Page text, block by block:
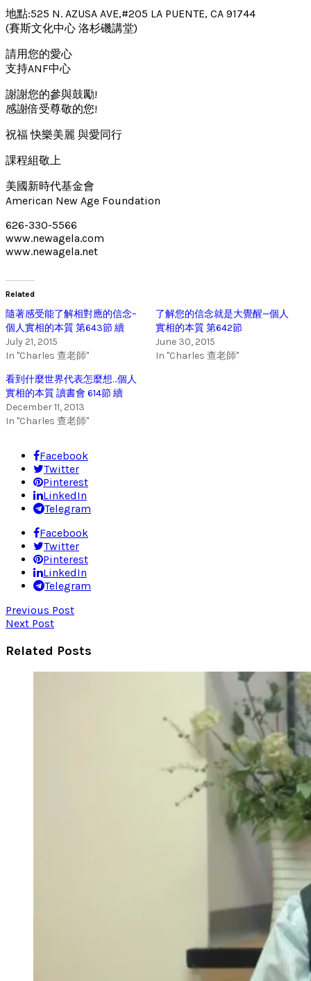
地點:525 N. AZUSA AVE,#205 LA PUENTE, CA 91744
(賽斯文化中心 洛杉磯講堂)
請用您的愛心
支持ANF中心
謝謝您的參與鼓勵!
感謝倍受尊敬的您!
祝福 快樂美麗 與愛同行
課程組敬上
美國新時代基金會
American New Age Foundation
626-330-5566
www.newagela.com
www.newagela.net
Related
隨著感受能了解相對應的信念–
個人實相的本質 第643節 續
July 21, 2015
In "Charles 查老師"
了解您的信念就是大覺醒—個人
實相的本質 第642節
June 30, 2015
In "Charles 查老師"
看到什麼世界代表怎麼想…個人
實相的本質 讀書會 614節 續
December 11, 2013
In "Charles 查老師"
Facebook
Twitter
Pinterest
LinkedIn
Telegram
Facebook
Twitter
Pinterest
LinkedIn
Telegram
Previous Post
Next Post
Related Posts